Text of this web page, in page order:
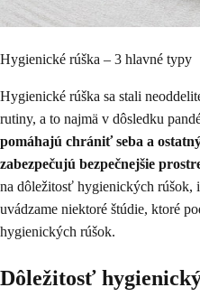
Hygienické rúška – 3 hlavné typy
Hygienické rúška sa stali
rutiny, a to najmä v dôsledku
pomáhajú chrániť seba a
zabezpečujú bezpečnejšie
na dôležitosť hygienických rúšok,
uvádzame niektoré štúdie, ktoré
hygienických rúšok.
Dôležitosť